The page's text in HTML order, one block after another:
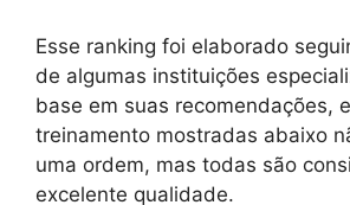
Esse ranking foi elaborado
de algumas instituições
base em suas recomendações,
treinamento mostradas abaixo
uma ordem, mas todas são
excelente qualidade.